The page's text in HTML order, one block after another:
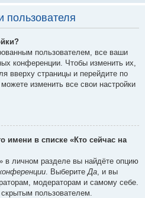
пользователя
пользователем, все ваши
конференции. Чтобы изменить их,
вверху страницы и перейдите по
можете изменить все свои настройки
имени в списке «Кто сейчас на
в личном разделе вы найдёте опцию
. Выберите Да , и вы
модераторам и самому себе.
пользователем.